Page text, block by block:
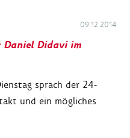
09.12.2014
Daniel Didavi im
sprach der 24-
und ein mögliches